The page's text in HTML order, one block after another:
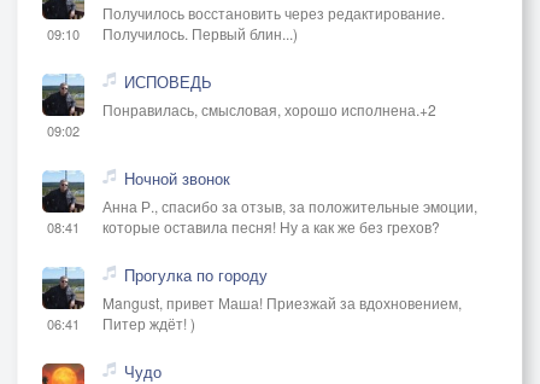
09:10
Получилось восстановить через редактирование.
Получилось. Первый блин...)
09:02
ИСПОВЕДЬ
Понравилась, смысловая, хорошо исполнена.+2
08:41
Ночной звонок
Анна Р., спасибо за отзыв, за положительные эмоции,
которые оставила песня! Ну а как же без грехов?
06:41
Прогулка по городу
Mangust, привет Маша! Приезжай за вдохновением,
Питер ждёт! )
Чудо